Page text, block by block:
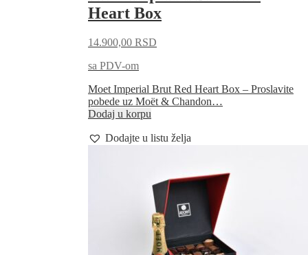
Heart Box
14.900,00 RSD
sa PDV-om
Moet Imperial Brut Red Heart Box – Proslavite
pobede uz Moët & Chandon…
Dodaj u korpu
Dodajte u listu želja